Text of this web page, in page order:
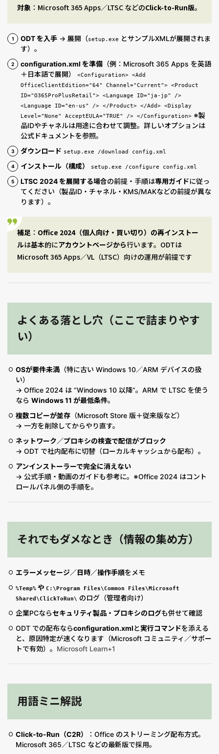
対象 ：Microsoft 365 Apps／LTSC などのClick-to-Run版。
ODT を入手 → 展開（setup.exe とサンプルXMLが展開されま
す）。
configuration.xml を準備 （例：Microsoft 365 Apps を英語
＋日本語で展開）
<Configuration> <Add
OfficeClientEdition="64" Channel="Current"> <Product
ID="O365ProPlusRetail"> <Language ID="ja-jp" />
<Language ID="en-us" /> </Product> </Add> <Display
Level="None" AcceptEULA="TRUE" /> </Configuration> ※製
品IDやチャネルは用途に合わせて調整。詳しいオプションは
公式ドキュメントを参照。
ダウンロード setup.exe /download config.xml
インストール（構成） setup.exe /configure config.xml
LTSC 2024 を展開する場合の前提・手順は専用ガイドに従っ
てください（製品ID・チャネル・KMS/MAKなどの前提が異な
ります）。
補足 ： Office 2024（個人向け・買い切り）の再インストー
ルは基本的にアカウントページから行います。ODTは
Microsoft 365 Apps／VL（LTSC）向けの運用が前提です
よくある落とし穴（ここで詰まりやす
い）
OSが要件未満 （特に古い Windows 10／ARM デバイスの扱
い）
→ Office 2024 は “Windows 10 以降”。ARM で LTSC を使う
なら Windows 11 が最低条件。
複数コピーが並存 （Microsoft Store 版＋従来版など）
→ 一方を削除してからやり直す。
ネットワーク／プロキシの検査で配信がブロック
→ ODT で社内配布に切替（ローカルキャッシュから配布）。
アンインストーラーで完全に消えない
→ 公式手順・動画のガイドも参考に。※Office 2024 はコント
ロールパネル側の手順を。
それでもダメなとき（情報の集め方）
エラーメッセージ／日時／操作手順をメモ
%Temp% や C:\Program Files\Common Files\Microsoft
Shared\ClickToRun\ のログ（管理者向け）
企業PCならセキュリティ製品・プロキシのログも併せて確認
ODT での配布ならconfiguration.xmlと実行コマンドを添える
と、原因特定が速くなります（Microsoft コミュニティ／サポー
トで有効）。 Microsoft Learn+1
用語ミニ解説
Click-to-Run（C2R）
：Office のストリーミング配布方式。
Microsoft 365／LTSC などの最新版で採用。